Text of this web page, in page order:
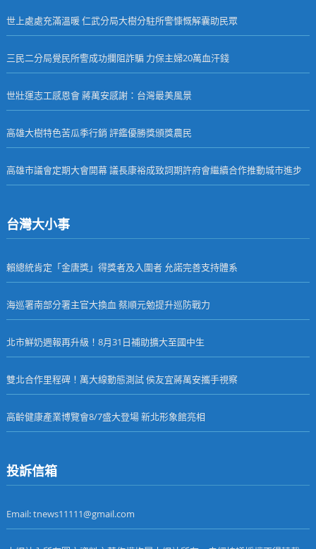
世上處處充滿溫暖 仁武分局大樹分駐所警慷慨解囊助民眾
三民二分局覺民所警成功攔阻詐騙 力保主婦20萬血汗錢
世壯運志工感恩會 蔣萬安感謝：台灣最美風景
高雄大樹特色苦瓜季行銷 評鑑優勝獎頒獎農民
高雄市議會定期大會開幕 議長康裕成致詞期許府會繼續合作推動城市進步
台灣大小事
賴總統肯定「金唐獎」得獎者及入圍者 允諾完善支持體系
海巡署南部分署主官大換血 蔡順元勉提升巡防戰力
北市鮮奶週報再升級！8月31日補助擴大至國中生
雙北合作里程碑！萬大線動態測試 侯友宜蔣萬安攜手視察
高齡健康產業博覽會8/7盛大登場 新北形象館亮相
投訴信箱
Email: tnews11111@gmail.com